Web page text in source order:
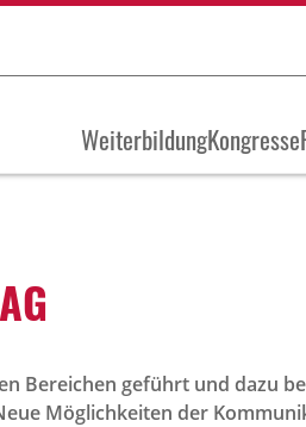
WeiterbildungKongresse
Bereichen geführt und dazu
Möglichkeiten der